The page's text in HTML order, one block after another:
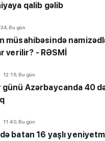
qalib gəlib
Bu gün
müsahibəsində
verilir? - RƏSMİ
12:16, Bu gün
günü Azərbaycanda 40
11:40, Bu gün
batan 16 yaşlı